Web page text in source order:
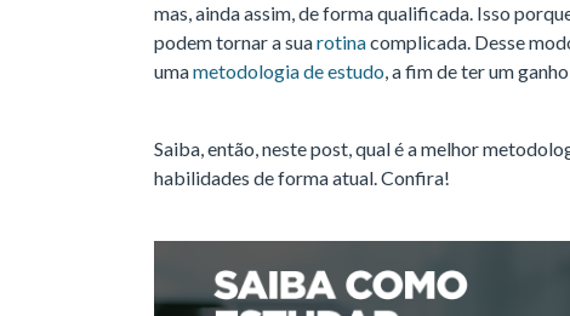
mas, ainda assim, de forma qualificada. Isso
podem tornar a suarotinacomplicada. Desse
umametodologia de estudo, a fim de ter um
Saiba, então, neste post, qual é a melhor
habilidades de forma atual. Confira!